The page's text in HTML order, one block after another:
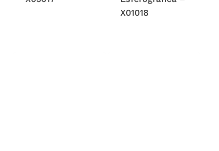
X01018